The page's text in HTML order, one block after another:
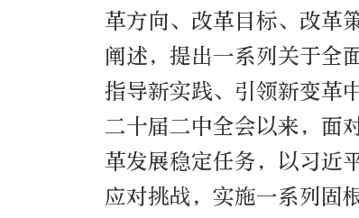
革方向、改革目标、改革
阐述，提出一系列关于全
指导新实践、引领新变革
二十届二中全会以来，面
革发展稳定任务，以习近
应对挑战，实施一系列固